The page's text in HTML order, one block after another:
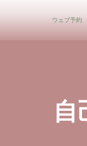
ウェブ予約
自